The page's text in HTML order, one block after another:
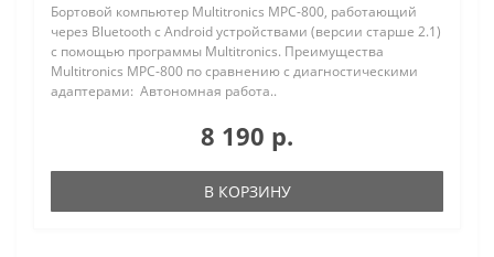
Бортовой компьютер Multitronics MPC-800, работающий
через Bluetooth с Android устройствами (версии старше 2.1)
с помощью программы Multitronics. Преимущества
Multitronics MPC-800 по сравнению с диагностическими
адаптерами: Автономная работа..
8 190 р.
В КОРЗИНУ